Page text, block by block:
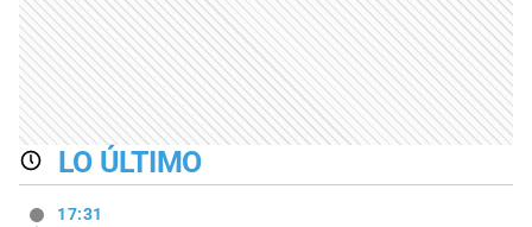
LO ÚLTIMO
17:31